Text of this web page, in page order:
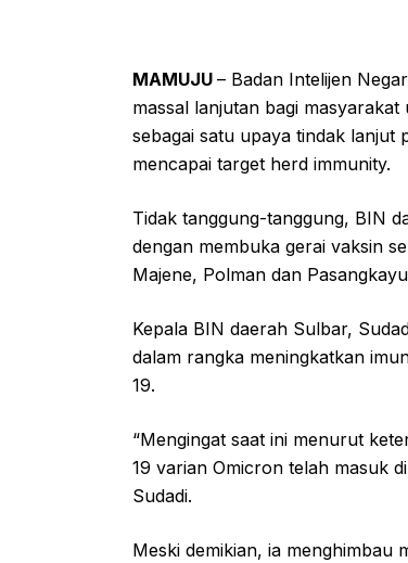
MAMUJU – Badan Intelijen
massal lanjutan bagi
sebagai satu upaya tindak
mencapai target herd immunity.
Tidak tanggung-tanggung, BIN
dengan membuka gerai vaksin
Majene, Polman dan
Kepala BIN daerah Sulbar,
dalam rangka meningkatkan
19.
“Mengingat saat ini menurut
19 varian Omicron telah masuk
Sudadi.
Meski demikian, ia